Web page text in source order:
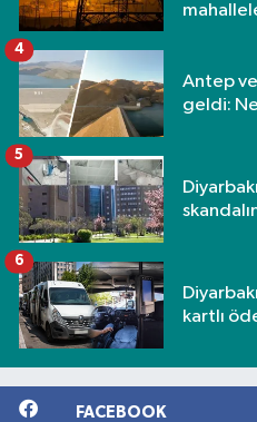
Antep
geldi:
4
5
kartlı
6
FACEBOOK